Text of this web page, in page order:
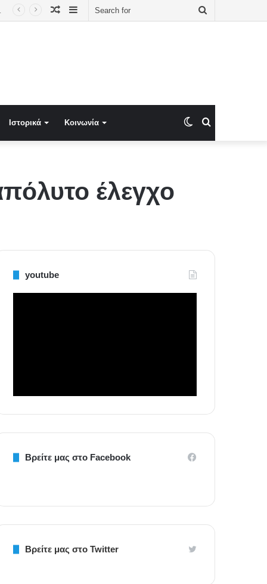
Sidebar
Random
Ιστορικά Κοινωνία Switch
έλεγχο
youtube
Βρείτε μας στο Facebook
Βρείτε μας στο Twitter